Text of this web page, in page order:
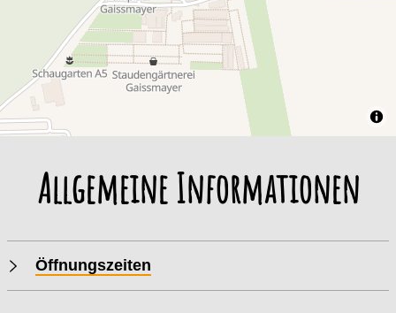
Allgemeine Informationen
Öffnungszeiten